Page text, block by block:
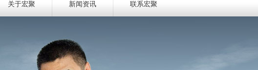
关于宏聚 新闻资讯 联系宏聚